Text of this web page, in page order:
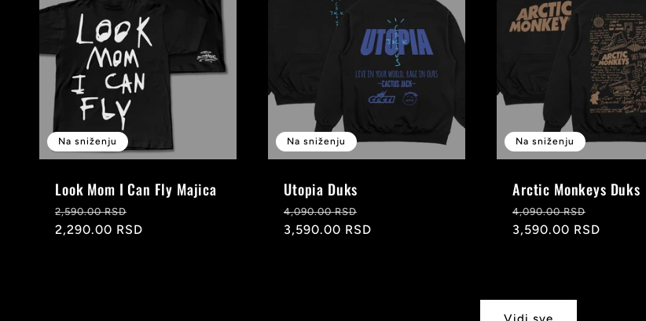
Na sniženju
Look Mom I Can Fly Majica
Redovna
cena
2,590.00 RSD
cena
2,290.00 RSD
Na sniženju
Utopia Duks
Redovna
cena
4,090.00 RSD
cena
3,590.00 RSD
Na sniženju
Arctic Monkeys Duks
Redovna
cena
4,090.00 RSD
cena
3,590.00 RSD